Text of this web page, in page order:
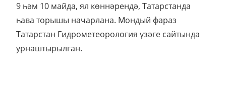
9 һәм 10 майда, ял көннәрендә, Татарстанда
һава торышы начарлана. Мондый фараз
Татарстан Гидрометеорология үзәге сайтында
урнаштырылган.